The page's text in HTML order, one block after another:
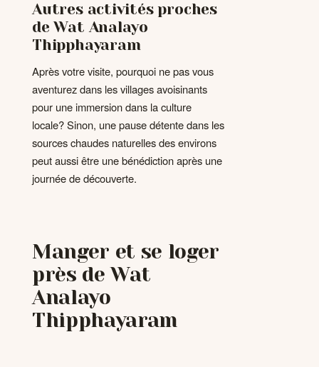
Autres activités proches
de Wat Analayo
Thipphayaram
Après votre visite, pourquoi ne pas vous
aventurez dans les villages avoisinants
pour une immersion dans la culture
locale? Sinon, une pause détente dans les
sources chaudes naturelles des environs
peut aussi être une bénédiction après une
journée de découverte.
Manger et se loger
près de Wat
Analayo
Thipphayaram